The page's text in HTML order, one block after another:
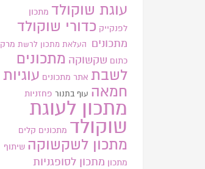
עוגת שוקולד מתכון
לפנקייק כדורי שוקולד
מתכונים העלאת מתכון לרשת מרק
כתום שקשוקה מתכונים
לשבת אתר מתכונים עוגיות
חמאה עוף בתנור פחזניות
מתכון לעוגת
שוקולד מתכונים קלים
מתכון לשקשוקה שיתוף
מתכון מתכון לסופגניות